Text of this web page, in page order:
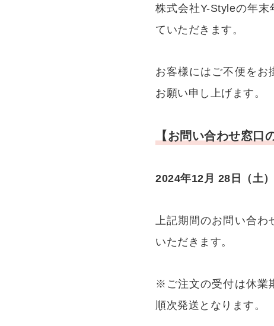
株式会社Y-Styleの年
ていただきます。
お客様にはご不便をお
お願い申し上げます。
【お問い合わせ窓口
2024年12月 28日（土
上記期間のお問い合わ
いただきます。
※ご注文の受付は休業
順次発送となります。